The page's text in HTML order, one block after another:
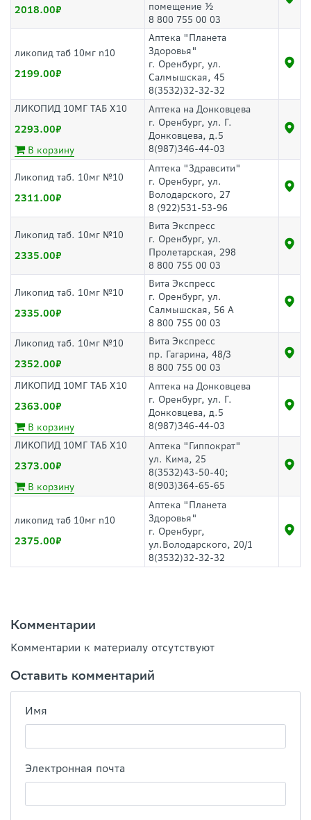
2018.00
помещение ½
8 800 755 00 03
ликопид таб 10мг n10
2199.00
Аптека "Планета
Здоровья"
г. Оренбург, ул.
Салмышская, 45
8(3532)32-32-32
ЛИКОПИД 10МГ ТАБ Х10
2293.00
В корзину
Аптека на Донковцева
г. Оренбург, ул. Г.
Донковцева, д.5
8(987)346-44-03
Ликопид таб. 10мг №10
2311.00
Аптека "Здравсити"
г. Оренбург, ул.
Володарского, 27
8 (922)531-53-96
Ликопид таб. 10мг №10
2335.00
Вита Экспресс
г. Оренбург, ул.
Пролетарская, 298
8 800 755 00 03
Ликопид таб. 10мг №10
2335.00
Вита Экспресс
г. Оренбург, ул.
Салмышская, 56 А
8 800 755 00 03
Ликопид таб. 10мг №10
2352.00
Вита Экспресс
пр. Гагарина, 48/3
8 800 755 00 03
ЛИКОПИД 10МГ ТАБ Х10
2363.00
В корзину
Аптека на Донковцева
г. Оренбург, ул. Г.
Донковцева, д.5
8(987)346-44-03
ЛИКОПИД 10МГ ТАБ Х10
2373.00
В корзину
Аптека "Гиппократ"
ул. Кима, 25
8(3532)43-50-40;
8(903)364-65-65
ликопид таб 10мг n10
2375.00
Аптека "Планета
Здоровья"
г. Оренбург,
ул.Володарского, 20/1
8(3532)32-32-32
Комментарии
Комментарии к материалу отсутствуют
Оставить комментарий
Имя
Электронная почта